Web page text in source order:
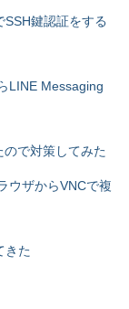
鍵認証をする
LINE Messaging
で対策してみた
ウザからVNCで複
きた